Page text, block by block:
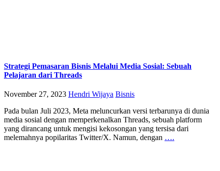
Strategi Pemasaran Bisnis Melalui Media Sosial: Sebuah
Pelajaran dari Threads
November 27, 2023 Hendri Wijaya Bisnis
Pada bulan Juli 2023, Meta meluncurkan versi terbarunya di dunia
media sosial dengan memperkenalkan Threads, sebuah platform
yang dirancang untuk mengisi kekosongan yang tersisa dari
melemahnya popilaritas Twitter/X. Namun, dengan ….